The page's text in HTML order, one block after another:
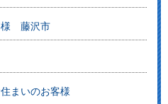
様 藤沢市
まいのお客様